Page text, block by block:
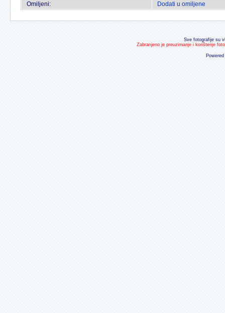
Omiljeni:
Dodati u omiljene
Sve fotografije su
Zabranjeno je preuzimanje i korištenje